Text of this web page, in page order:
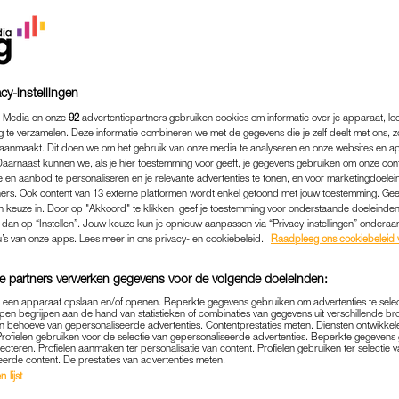
OPVANG HARSKAMP
NAAR NIEUWE
BINNENLAND|LINDA.
09-03-2022 | MARIJKE VAN BROEKHOVEN
in Harskamp zat in de nacht van maandag
op noodbedden slapen in ruimtes die daarvoor
instellingen
en onze 92 advertentiepartners gebruiken cookies om informatie over je apparaat,
te verzamelen. Deze informatie combineren we met de gegevens die je zelf deelt met ons,
Dit doen we om het gebruik van onze media te analyseren en onze websites en
kunnen we, als je hier toestemming voor geeft, je gegevens gebruiken om onze
en aanbod te personaliseren en je relevante advertenties te tonen, en voor
Ook content van 13 externe platformen wordt enkel getoond met jouw toestemming.
keuze in. Door op "Akkoord" te klikken, geef je toestemming voor onderstaande
op “Instellen”. Jouw keuze kun je opnieuw aanpassen via “Privacy-instellingen”
van onze apps. Lees meer in ons privacy- en cookiebeleid.
Raadpleeg ons cookiebeleid
partners verwerken gegevens voor de volgende doeleinden:
apparaat opslaan en/of openen. Beperkte gegevens gebruiken om advertenties te
begrijpen aan de hand van statistieken of combinaties van gegevens uit verschillende
behoeve van gepersonaliseerde advertenties. Contentprestaties meten. Diensten
gebruiken voor de selectie van gepersonaliseerde advertenties. Beperkte
Profielen aanmaken ter personalisatie van content. Profielen gebruiken ter selectie
content. De prestaties van advertenties meten.
lijst